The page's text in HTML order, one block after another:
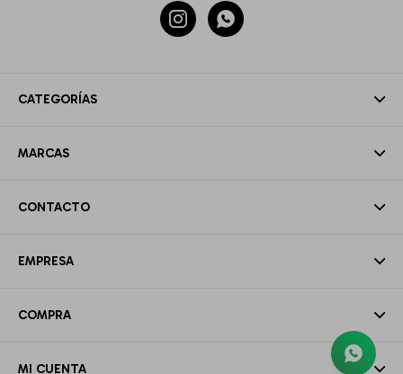
CATEGORÍAS
MARCAS
CONTACTO
EMPRESA
COMPRA
MI CUENTA
 